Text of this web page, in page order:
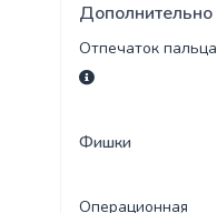
Дополнительно
Отпечаток пальца
Фишки
Операционная